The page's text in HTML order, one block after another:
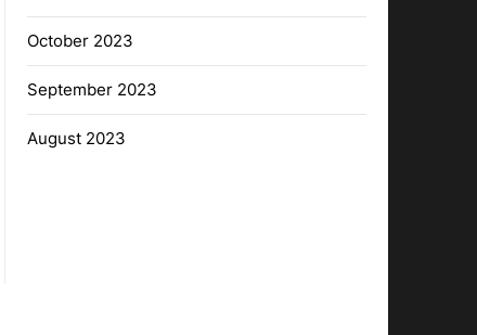
October 2023
September 2023
August 2023